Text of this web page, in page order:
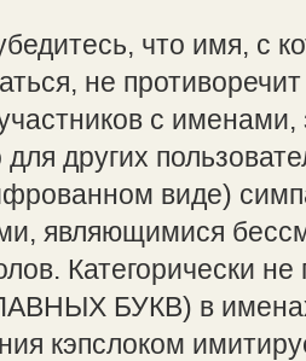
что имя, с
не
с
для других
виде)
являющимися
Категорически не
БУКВ) в
кэпслоком